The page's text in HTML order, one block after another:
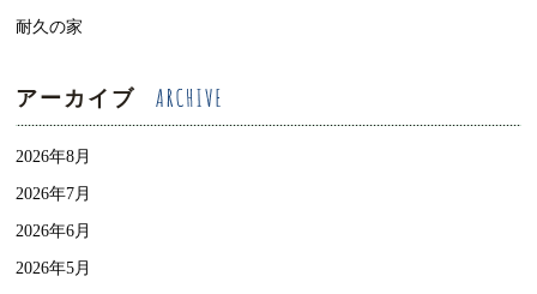
耐久の家
アーカイブ
2026年8月
2026年7月
2026年6月
2026年5月